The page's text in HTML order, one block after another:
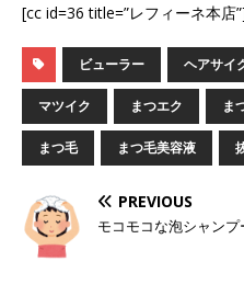
[cc id=36 title=”レフィーネ本店
ビューラー ヘアサイ
マツイク まつエク ま
まつ毛 まつ毛美容液
PREVIOUS
モコモコな泡シャンプ